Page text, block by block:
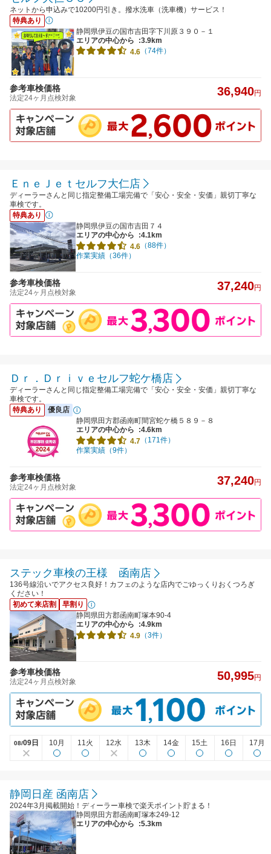
ネットから申込みで10200円引き。撥水洗車（洗車機）サービス！
特典あり
静岡県伊豆の国市吉田字下川原３９０－１
エリアの中心から
:3.9km
4.6 （74件）
参考車検価格
法定24ヶ月点検対象 36,940円
ＥｎｅＪｅｔセルフ大仁店
ディーラーさんと同じ指定整備工場完備で「安心・安全・安価」親切丁寧な
車検です。
特典あり
静岡県伊豆の国市吉田７４
エリアの中心から
:4.1km
4.6 （88件）
作業実績（36件）
参考車検価格
法定24ヶ月点検対象 37,240円
Ｄｒ．Ｄｒｉｖｅセルフ蛇ケ橋店
ディーラーさんと同じ指定整備工場完備で「安心・安全・安価」親切丁寧な
車検です。
特典あり
優良店
静岡県田方郡函南町間宮蛇ケ橋５８９－８
エリアの中心から
:4.6km
4.7 （171件）
作業実績（9件）
参考車検価格
法定24ヶ月点検対象 37,240円
ステック車検の王様 函南店
136号線沿いでアクセス良好！カフェのような店内でごゆっくりおくつろぎ
ください！
初めて来店割
早割り
静岡県田方郡函南町塚本90-4
エリアの中心から
:4.9km
4.9 （3件）
参考車検価格
法定24ヶ月点検対象 50,995円
08/09日 10月 11火 12水 13木 14金 15土 16日 17月
静岡日産 函南店
2024年3月掲載開始！ディーラー車検で楽天ポイント貯まる！
静岡県田方郡函南町塚本249-12
エリアの中心から
:5.3km